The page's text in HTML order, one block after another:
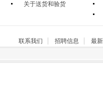
关于送货和验货
联系我们 招聘信息
最